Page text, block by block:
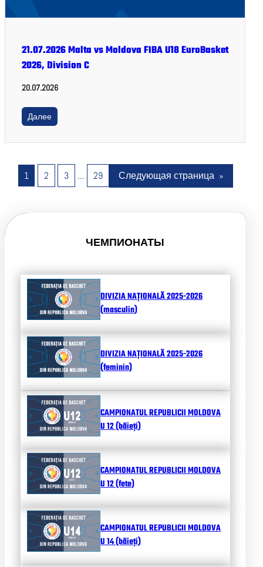
21.07.2026 Malta vs Moldova FIBA U18 EuroBasket
2026, Division C
20.07.2026
Далее
1 2 3 … 29 Следующая страница »
ЧЕМПИОНАТЫ
DIVIZIA NAȚIONALĂ 2025-2026
(masculin)
DIVIZIA NAȚIONALĂ 2025-2026
(feminin)
CAMPIONATUL REPUBLICII MOLDOVA
U 12 (băieți)
CAMPIONATUL REPUBLICII MOLDOVA
U 12 (fete)
CAMPIONATUL REPUBLICII MOLDOVA
U 14 (băieți)